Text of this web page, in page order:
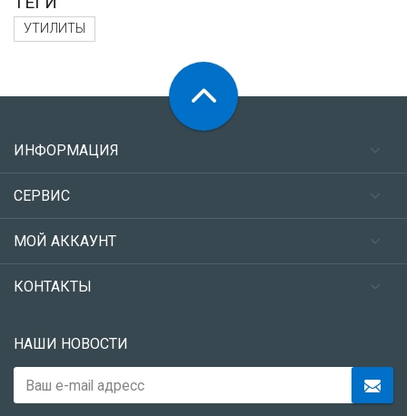
УТИЛИТЫ
ИНФОРМАЦИЯ
СЕРВИС
МОЙ АККАУНТ
КОНТАКТЫ
НАШИ НОВОСТИ